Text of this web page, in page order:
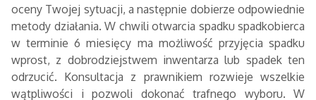
oceny Twojej sytuacji, a następnie dobierze odpowiednie
metody działania. W chwili otwarcia spadku spadkobierca
w terminie 6 miesięcy ma możliwość przyjęcia spadku
wprost, z dobrodziejstwem inwentarza lub spadek ten
odrzucić. Konsultacja z prawnikiem rozwieje wszelkie
wątpliwości i pozwoli dokonać trafnego wyboru. W